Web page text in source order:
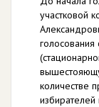
участковой
голосования
количестве